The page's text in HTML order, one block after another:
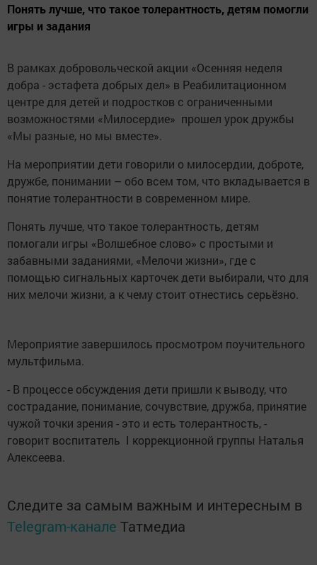
Понять лучше, что такое толерантность, детям помогли
игры и задания
В рамках добровольческой акции «Осенняя неделя
добра - эстафета добрых дел» в Реабилитационном
центре для детей и подростков с ограниченными
возможностями «Милосердие» прошел урок дружбы
«Мы разные, но мы вместе».
На мероприятии дети говорили о милосердии, доброте,
дружбе, понимании – обо всем том, что вкладывается в
понятие толерантности в современном мире.
Понять лучше, что такое толерантность, детям
помогали игры «Волшебное слово» с простыми и
забавными заданиями, «Мелочи жизни», где с
помощью сигнальных карточек дети выбирали, что для
них мелочи жизни, а к чему стоит отнестись серьёзно.
Мероприятие завершилось просмотром поучительного
мультфильма.
- В процессе обсуждения дети пришли к выводу, что
сострадание, понимание, сочувствие, дружба, принятие
чужой точки зрения - это и есть толерантность, -
говорит воспитатель I коррекционной группы Наталья
Алексеева.
Следите за самым важным и интересным в
Telegram-канале Татмедиа